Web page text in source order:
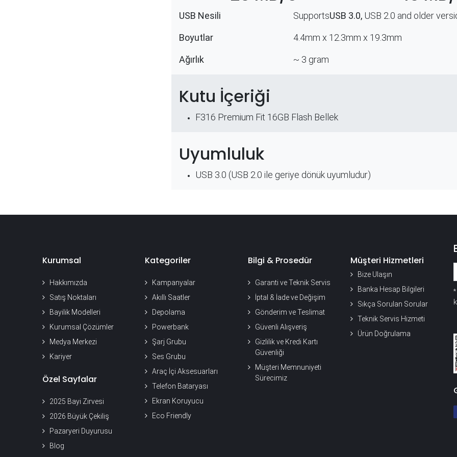
USB Nesili SupportsUSB 3.0, USB 2.0 and older
Boyutlar 4.4mm x 12.3mm x 19.3mm
Ağırlık ~ 3 gram​
Kutu İçeriği
F316 Premium Fit 16GB Flash Bellek
Uyumluluk
USB 3.0 (USB 2.0 ile geriye dönük uyumludur)
Kurumsal
Hakkımızda
Satış Noktaları
Bayilik Modelleri
Kurumsal Çözümler
Medya Merkezi
Kariyer
Özel Sayfalar
2025 Bayi Zirvesi
2026 Büyük Çekiliş
Pazaryeri Duyurusu
Blog
Kategoriler
Kampanyalar
Akıllı Saatler
Depolama
Powerbank
Şarj Grubu
Ses Grubu
Araç İçi Aksesuarları
Telefon Bataryası
Ekran Koruyucu
Eco Friendly
Bilgi & Prosedür
Garanti ve Teknik Servis
İptal & İade ve Değişim
Gönderim ve Teslimat
Güvenli Alışveriş
Gizlilik ve Kredi Kartı
Güvenliği
Müşteri Memnuniyeti
Sürecimiz
Müşteri Hizmetleri
Bize Ulaşın
Banka Hesap Bilgileri
Sıkça Sorulan Sorular
Teknik Servis Hizmeti
Ürün Doğrulama
*